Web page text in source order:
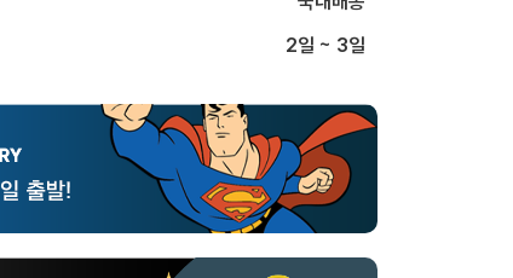
2일 ~ 3일